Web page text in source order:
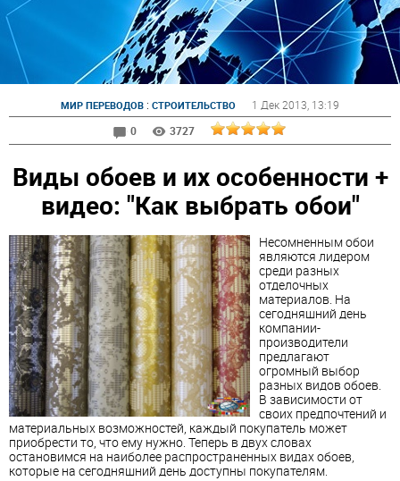
МИР ПЕРЕВОДОВ : СТРОИТЕЛЬСТВО 1 Дек 2013 , 13:19
0
3727
Виды обоев и их особенности +
видео: "Как выбрать обои"
Несомненным обои
являются лидером
среди разных
отделочных
материалов. На
сегодняшний день
компании-
производители
предлагают
огромный выбор
разных видов обоев.
В зависимости от
своих предпочтений и
материальных возможностей, каждый покупатель может
приобрести то, что ему нужно. Теперь в двух словах
остановимся на наиболее распространенных видах обоев,
которые на сегодняшний день доступны покупателям.